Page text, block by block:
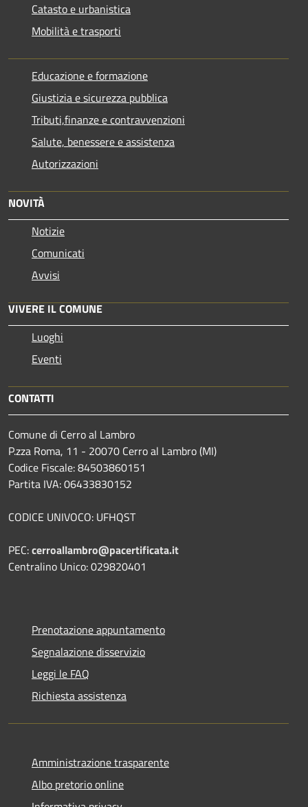
Catasto e urbanistica
Mobilità e trasporti
Educazione e formazione
Giustizia e sicurezza pubblica
Tributi,finanze e contravvenzioni
Salute, benessere e assistenza
Autorizzazioni
NOVITÀ
Notizie
Comunicati
Avvisi
VIVERE IL COMUNE
Luoghi
Eventi
CONTATTI
Comune di Cerro al Lambro
P.zza Roma, 11 - 20070 Cerro al Lambro (MI)
Codice Fiscale: 84503860151
Partita IVA: 06433830152
CODICE UNIVOCO: UFHQST
PEC:cerroallambro@pacertificata.it
Centralino Unico: 029820401
Prenotazione appuntamento
Segnalazione disservizio
Leggi le FAQ
Richiesta assistenza
Amministrazione trasparente
Albo pretorio online